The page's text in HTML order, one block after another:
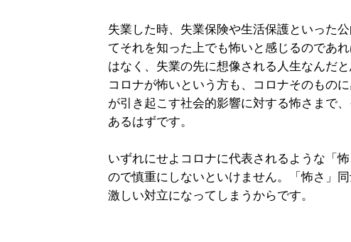
失業した時、失業保険や生活保護といった
てそれを知った上でも怖いと感じるのであ
はなく、失業の先に想像される人生なんだと
コロナが怖いという方も、コロナそのもの
が引き起こす社会的影響に対する怖さまで
あるはずです。
いずれにせよコロナに代表されるような「
ので慎重にしないといけません。「怖さ」
激しい対立になってしまうからです。